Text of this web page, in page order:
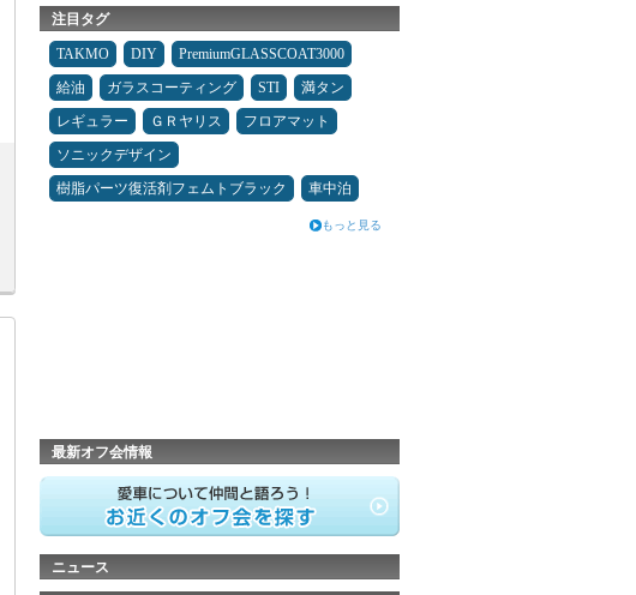
注目タグ
TAKMO DIY
PremiumGLASSCOAT3000
給油
ガラスコーティング STI
満タン
レギュラー
ＧＲヤリス
フロアマット
ソニックデザイン
樹脂パーツ復活剤フェムトブラック
車中泊
もっと見る
最新オフ会情報
ニュース